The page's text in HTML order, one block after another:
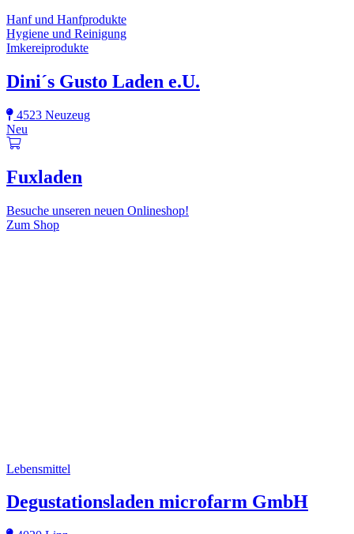
Hanf und Hanfprodukte
Hygiene und Reinigung
Imkereiprodukte
Dini´s Gusto Laden e.U.
4523 Neuzeug
Neu
Fuxladen
Besuche unseren neuen Onlineshop!
Zum Shop
Lebensmittel
Degustationsladen microfarm GmbH